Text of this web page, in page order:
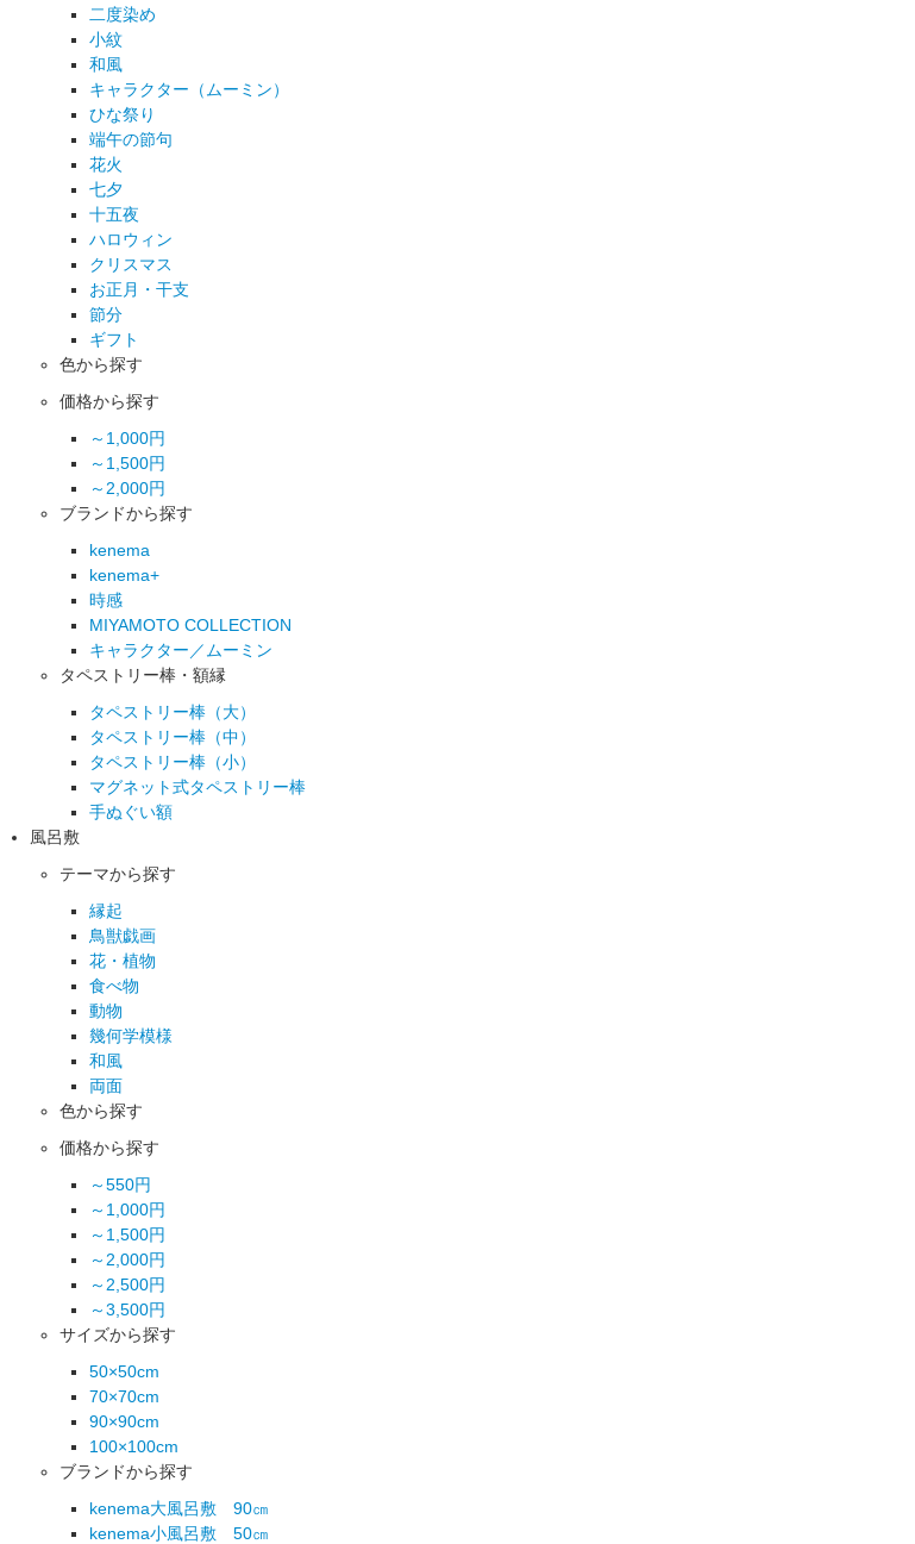
二度染め
小紋
和風
キャラクター（ムーミン）
ひな祭り
端午の節句
花火
七夕
十五夜
ハロウィン
クリスマス
お正月・干支
節分
ギフト
色から探す
価格から探す
～1,000円
～1,500円
～2,000円
ブランドから探す
kenema
kenema+
時感
MIYAMOTO COLLECTION
キャラクター／ムーミン
タペストリー棒・額縁
タペストリー棒（大）
タペストリー棒（中）
タペストリー棒（小）
マグネット式タペストリー棒
手ぬぐい額
風呂敷
テーマから探す
縁起
鳥獣戯画
花・植物
食べ物
動物
幾何学模様
和風
両面
色から探す
価格から探す
～550円
～1,000円
～1,500円
～2,000円
～2,500円
～3,500円
サイズから探す
50×50cm
70×70cm
90×90cm
100×100cm
ブランドから探す
kenema大風呂敷 90㎝
kenema小風呂敷 50㎝